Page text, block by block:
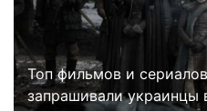
Топ фильмов и
запрашивали украинцы